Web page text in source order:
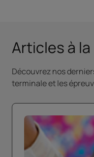
Articles à la
Découvrez nos
terminale et les